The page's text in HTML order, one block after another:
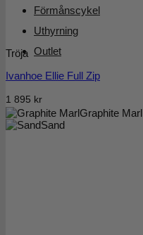
Förmånscykel
Uthyrning
Outlet
Graphite Marl
Sand
Tröja
Ivanhoe Ellie Full Zip
1 895 kr